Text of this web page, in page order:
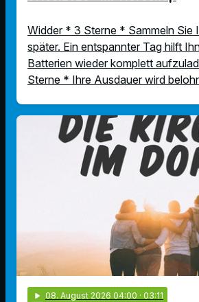
Widder * 3 Sterne * Sammeln Sie
später. Ein entspannter Tag hilft
Batterien wieder komplett
Sterne * Ihre Ausdauer wird
play_arrow 08. August 2026 04:00 · 03:11